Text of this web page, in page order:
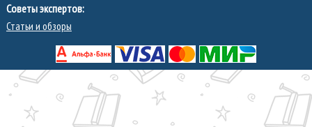
Советы экспертов:
Статьи и обзоры